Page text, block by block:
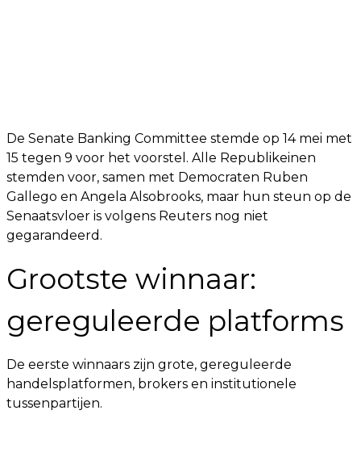
De Senate Banking Committee stemde op 14 mei met
15 tegen 9 voor het voorstel. Alle Republikeinen
stemden voor, samen met Democraten Ruben
Gallego en Angela Alsobrooks, maar hun steun op de
Senaatsvloer is volgens Reuters nog niet
gegarandeerd.
Grootste winnaar:
gereguleerde platforms
De eerste winnaars zijn grote, gereguleerde
handelsplatformen, brokers en institutionele
tussenpartijen.